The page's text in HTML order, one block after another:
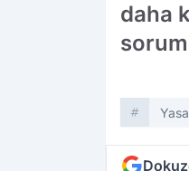
daha